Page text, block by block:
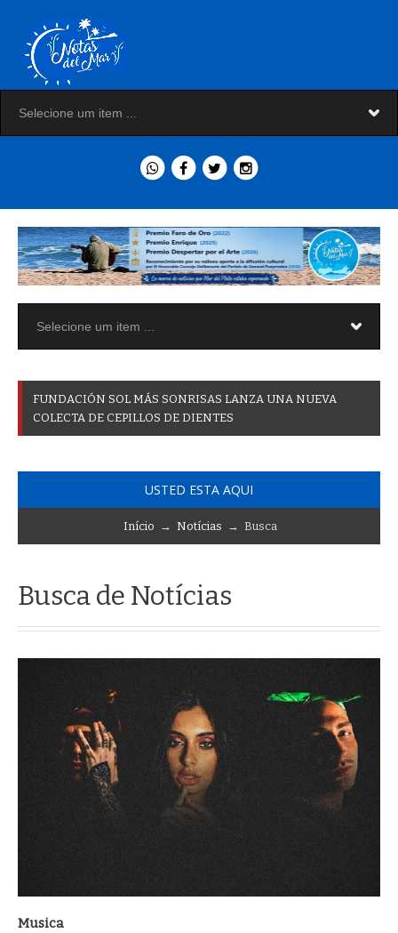
FUNDACIÓN SOL MÁS SONRISAS LANZA UNA NUEVA
COLECTA DE CEPILLOS DE DIENTES
USTED ESTA AQUI
Início → Notícias → Busca
Busca de Notícias
Musica